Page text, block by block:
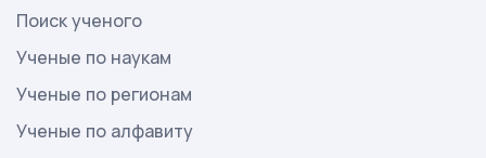
Поиск ученого
Ученые по наукам
Ученые по регионам
Ученые по алфавиту